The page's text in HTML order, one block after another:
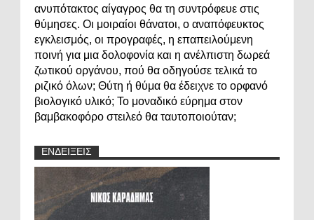
ανυπότακτος αίγαγρος θα τη συντρόφευε στις
θύμησες. Οι μοιραίοι θάνατοι, ο αναπόφευκτος
εγκλεισμός, οι προγραφές, η επαπειλούμενη
ποινή για μια δολοφονία και η ανέλπιστη δωρεά
ζωτικού οργάνου, πού θα οδηγούσε τελικά το
ριζικό όλων; Θύτη ή θύμα θα έδειχνε το ορφανό
βιολογικό υλικό; Το μοναδικό εύρημα στον
βαμβακοφόρο στειλεό θα ταυτοποιούταν;
ΕΝΔΕΙΞΕΙΣ